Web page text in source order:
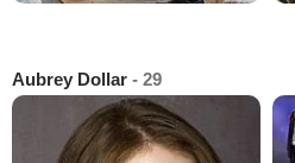
Aubrey Dollar - 29